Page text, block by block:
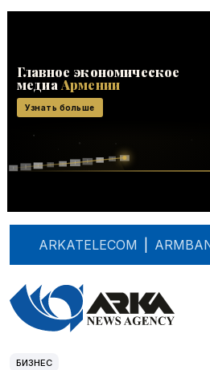
ARKATELECOM
БИЗНЕС